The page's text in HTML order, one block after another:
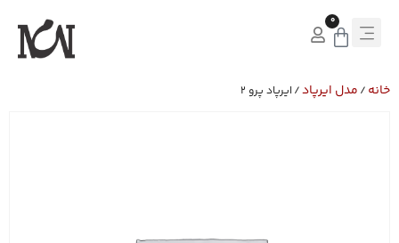
0
خانه / مدل ایرپاد/ ایرپاد پرو 2